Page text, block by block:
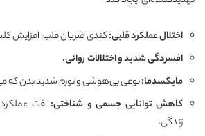
اختلال عملکرد قلبی:کندی ضربان قلب، افزایش
افسردگی شدید و اختلالات روانی.
مایکسدما:نوعی بی‌هوشی و تورم شدید بدن که
کاهش توانایی جسمی و شناختی: افت
زندگی.